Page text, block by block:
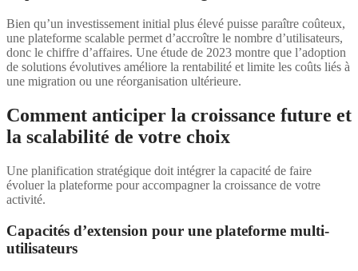
Bien qu’un investissement initial plus élevé puisse paraître coûteux,
une plateforme scalable permet d’accroître le nombre d’utilisateurs,
donc le chiffre d’affaires. Une étude de 2023 montre que l’adoption
de solutions évolutives améliore la rentabilité et limite les coûts liés à
une migration ou une réorganisation ultérieure.
Comment anticiper la croissance future et
la scalabilité de votre choix
Une planification stratégique doit intégrer la capacité de faire
évoluer la plateforme pour accompagner la croissance de votre
activité.
Capacités d’extension pour une plateforme multi-
utilisateurs